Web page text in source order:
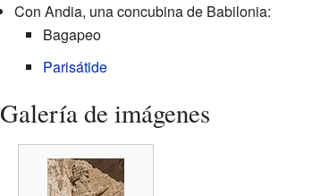
Con Andia, una concubina de Babilonia:
Bagapeo
Parisátide
Galería de imágenes